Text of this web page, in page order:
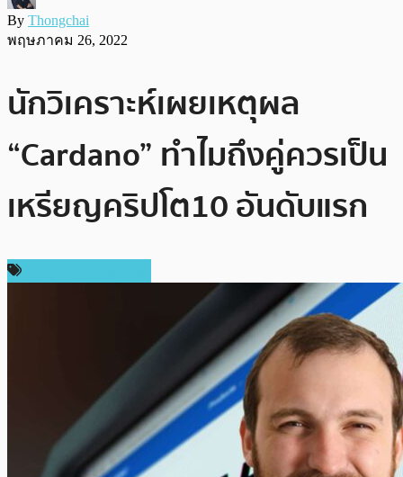
By Thongchai
พฤษภาคม 26, 2022
นักวิเคราะห์เผยเหตุผล
“Cardano” ทำไมถึงคู่ควรเป็น
เหรียญคริปโต 10 อันดับแรก